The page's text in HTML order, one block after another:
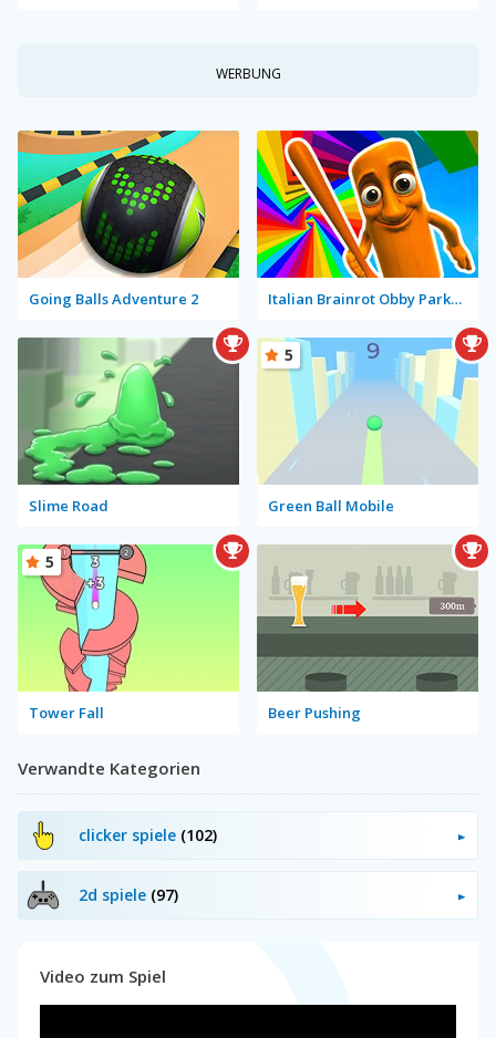
WERBUNG
Going Balls Adventure 2 Italian Brainrot Obby Parkour
Slime Road Green Ball Mobile
5
Tower Fall
5
Beer Pushing
Verwandte Kategorien
clicker spiele (102)
2d spiele (97)
Video zum Spiel